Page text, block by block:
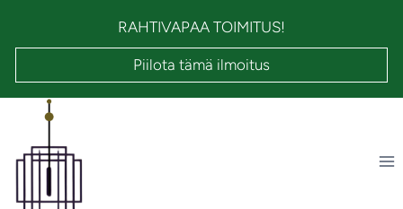
RAHTIVAPAA TOIMITUS!
Piilota tämä ilmoitus